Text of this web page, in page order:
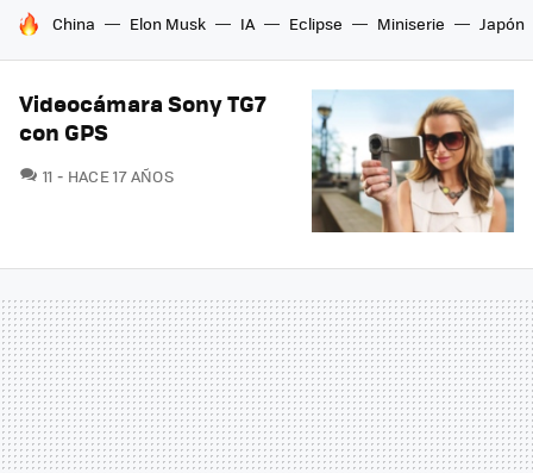
HOY SE HABLA DE
China Elon Musk IA Eclipse Miniserie Japón
Videocámara Sony TG7
con GPS
11 COMENTARIOS
HACE 17 AÑOS